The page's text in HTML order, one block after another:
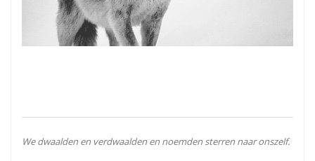
We dwaalden en verdwaalden en noemden sterren naar onszelf.